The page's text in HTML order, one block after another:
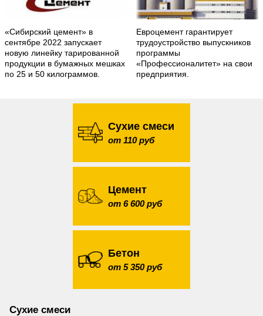
«Сибирский цемент» в
сентябре 2022 запускает
новую линейку тарированной
продукции в бумажных мешках
по 25 и 50 килограммов.
Евроцемент гарантирует
трудоустройство выпускников
программы
«Профессионалитет» на свои
предприятия.
Сухие смеси
от 110 руб
Цемент
от 6 600 руб
Бетон
от 5 350 руб
Сухие смеси